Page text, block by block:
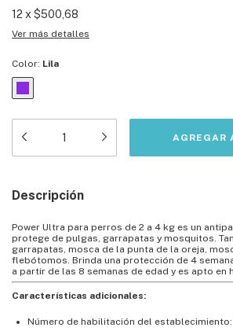
12 x $500,68
Ver más detalles
Color: Lila
Descripción
Power Ultra para perros de 2 a 4 kg es un
protege de pulgas, garrapatas y mosquitos.
garrapatas, mosca de la punta de la oreja,
flebótomos. Brinda una protección de 4
a partir de las 8 semanas de edad y es apto en
Características adicionales:
Número de habilitación del